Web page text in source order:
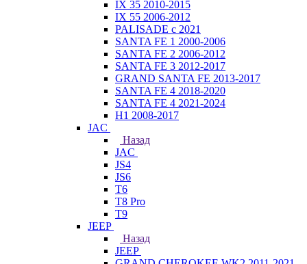
IX 35 2010-2015
IX 55 2006-2012
PALISADE с 2021
SANTA FE 1 2000-2006
SANTA FE 2 2006-2012
SANTA FE 3 2012-2017
GRAND SANTA FE 2013-2017
SANTA FE 4 2018-2020
SANTA FE 4 2021-2024
H1 2008-2017
JAC
Назад
JAC
JS4
JS6
T6
T8 Pro
T9
JEEP
Назад
JEEP